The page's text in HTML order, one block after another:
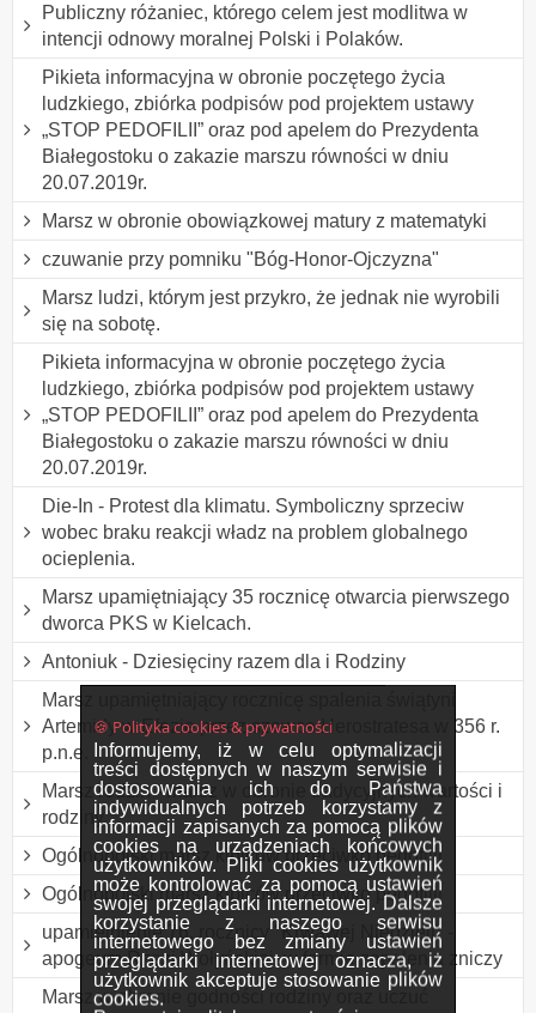
🍪 Polityka cookies & prywatności
Informujemy, iż w celu optymalizacji
treści dostępnych w naszym serwisie i
dostosowania ich do Państwa
indywidualnych potrzeb korzystamy z
informacji zapisanych za pomocą plików
cookies na urządzeniach końcowych
użytkowników. Pliki cookies użytkownik
może kontrolować za pomocą ustawień
swojej przeglądarki internetowej. Dalsze
korzystanie z naszego serwisu
internetowego bez zmiany ustawień
przeglądarki internetowej oznacza, iż
użytkownik akceptuje stosowanie plików
cookies.
Publiczny różaniec, którego celem jest modlitwa w
intencji odnowy moralnej Polski i Polaków.
Pikieta informacyjna w obronie poczętego życia
ludzkiego, zbiórka podpisów pod projektem ustawy
„STOP PEDOFILII” oraz pod apelem do Prezydenta
Białegostoku o zakazie marszu równości w dniu
20.07.2019r.
Marsz w obronie obowiązkowej matury z matematyki
czuwanie przy pomniku "Bóg-Honor-Ojczyzna"
Marsz ludzi, którym jest przykro, że jednak nie wyrobili
się na sobotę.
Pikieta informacyjna w obronie poczętego życia
ludzkiego, zbiórka podpisów pod projektem ustawy
„STOP PEDOFILII” oraz pod apelem do Prezydenta
Białegostoku o zakazie marszu równości w dniu
20.07.2019r.
Die-In - Protest dla klimatu. Symboliczny sprzeciw
wobec braku reakcji władz na problem globalnego
ocieplenia.
Marsz upamiętniający 35 rocznicę otwarcia pierwszego
dworca PKS w Kielcach.
Antoniuk - Dziesięciny razem dla i Rodziny
Marsz upamiętniający rocznicę spalenia świątyni
Artemidy w Efezie przez szewca Herostratesa w 356 r.
p.n.e.
Marsz rodzin - marsz w obronie tradycyjnych wartości i
rodziny
Ogólnopolski marsz kibiców przeciwko pedofilii
Ogólnopolski marsz kibiców przeciwko pedofilii
upamiętnienie 76. rocznicy "Krwawej Niedzieli" -
apogeum Rzezi Wołyńskiej, w formie zapalenia zniczy
Marsz w obronie godności rodziny oraz uczuć